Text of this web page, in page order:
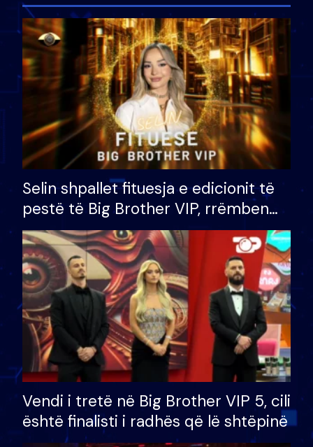
Selin shpallet fituesja e edicionit të
pestë të Big Brother VIP, rrëmben
çmimin e madh prej 100 mijë eurosh
Vendi i tretë në Big Brother VIP 5, cili
është finalisti i radhës që lë shtëpinë